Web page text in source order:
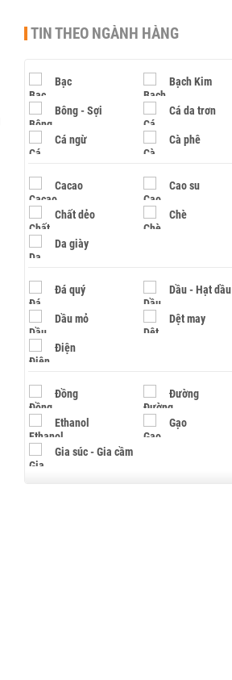
TIN THEO NGÀNH HÀNG
Bạc Bạch Kim
Bông - Sợi Cá da trơn
Cá ngừ Cà phê
Cacao Cao su
Chất dẻo Chè
Da giày
Đá quý Dầu - Hạt dầu
Dầu mỏ Dệt may
Điện
Đồng Đường
Ethanol Gạo
Gia súc - Gia cầm